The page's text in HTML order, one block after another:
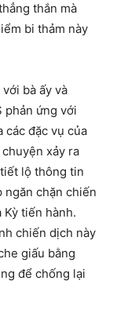
thắn mà
bi thảm này
bà ấy và
phản ứng với
các đặc vụ của
xảy ra
lộ thông tin
ngăn chặn chiến
tiến hành.
chiến dịch này
giấu bằng
để chống lại